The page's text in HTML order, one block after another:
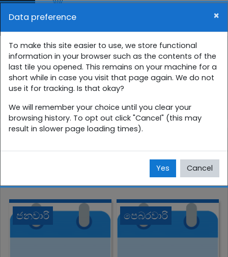
Side panel
Skip to main content
4 ශ්‍රේණිය සති පාසල
Home සිංහල 4 ශ්‍රේණිය
4SP
ජනවාරි පෙබරවාරි
Data preference ×
To make this site easier to use, we store functional
information in your browser such as the contents of the
last tile you opened. This remains on your machine for a
short while in case you visit that page again. We do not
use it for tracking. Is that okay?
We will remember your choice until you clear your
browsing history. To opt out click "Cancel" (this may
result in slower page loading times).
Yes Cancel